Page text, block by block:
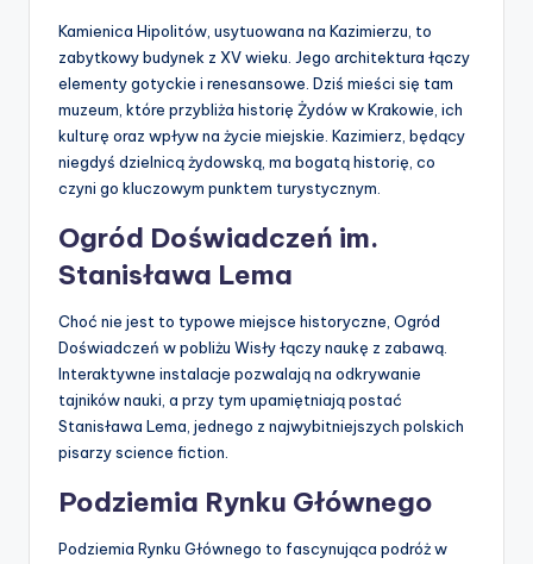
Kamienica Hipolitów, usytuowana na Kazimierzu, to
zabytkowy budynek z XV wieku. Jego architektura łączy
elementy gotyckie i renesansowe. Dziś mieści się tam
muzeum, które przybliża historię Żydów w Krakowie, ich
kulturę oraz wpływ na życie miejskie. Kazimierz, będący
niegdyś dzielnicą żydowską, ma bogatą historię, co
czyni go kluczowym punktem turystycznym.
Ogród Doświadczeń im.
Stanisława Lema
Choć nie jest to typowe miejsce historyczne, Ogród
Doświadczeń w pobliżu Wisły łączy naukę z zabawą.
Interaktywne instalacje pozwalają na odkrywanie
tajników nauki, a przy tym upamiętniają postać
Stanisława Lema, jednego z najwybitniejszych polskich
pisarzy science fiction.
Podziemia Rynku Głównego
Podziemia Rynku Głównego to fascynująca podróż w